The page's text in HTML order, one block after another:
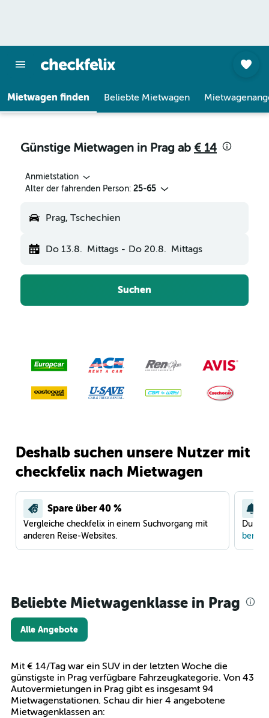
Mietwagen finden Beliebte Mietwagen
Günstige Mietwagen in Prag ab € 14
Anmietstation
Alter der fahrenden Person: 25-65
Prag, Tschechien
Do 13.8. Mittags - Do 20.8. Mittags
Suchen
Deshalb suchen unsere Nutzer mit
checkfelix nach Mietwagen
Spare über 40 %
Vergleiche checkfelix in einem Suchvorgang mit
anderen Reise-Websites.
Du
Beliebte Mietwagenklasse in Prag
Alle Angebote
Mit € 14/Tag war ein SUV in der letzten Woche die
günstigste in Prag verfügbare Fahrzeugkategorie. Von 43
Autovermietungen in Prag gibt es insgesamt 94
Mietwagenstationen. Schau dir hier 4 angebotene
Mietwagenklassen an: